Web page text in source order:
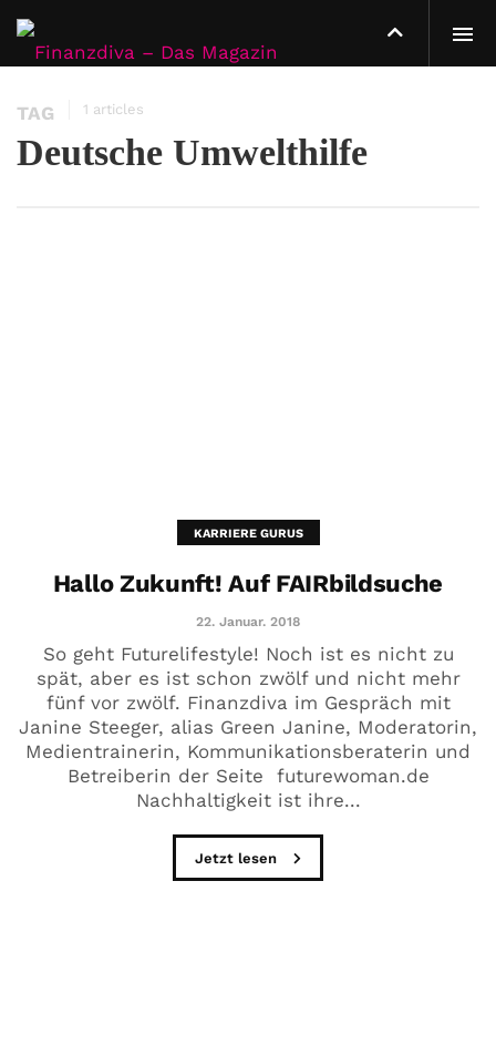
TAG 1 articles
Deutsche Umwelthilfe
KARRIERE GURUS
Hallo Zukunft! Auf FAIRbildsuche
22. Januar. 2018
So geht Futurelifestyle! Noch ist es nicht zu
spät, aber es ist schon zwölf und nicht mehr
fünf vor zwölf. Finanzdiva im Gespräch mit
Janine Steeger, alias Green Janine, Moderatorin,
Medientrainerin, Kommunikationsberaterin und
Betreiberin der Seite futurewoman.de
Nachhaltigkeit ist ihre...
Jetzt lesen